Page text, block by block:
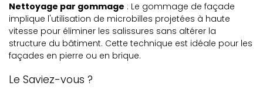
Nettoyage par gommage : Le gommage de façade
implique l'utilisation de microbilles projetées à haute
vitesse pour éliminer les salissures sans altérer la
structure du bâtiment. Cette technique est idéale pour les
façades en pierre ou en brique.
Le Saviez-vous ?